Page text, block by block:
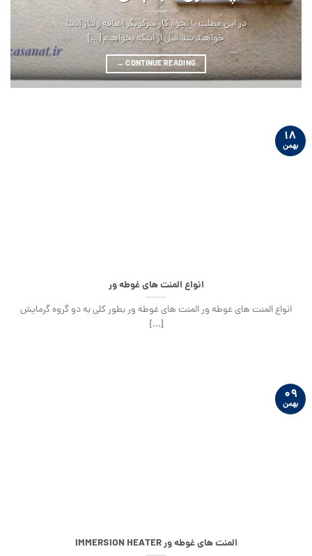
در این مطلب با نحوه کار سرکوبگر اضافه ولتاژ آشنا
خواهید شد.قبل از اینکه بخواهیم [...]
CONTINUE READING
→
انواع المنت های غوطه ور
انواع المنت های غوطه ور المنت های غوطه ور بطور کلی به دو گروه گرمایش
[...]
۱۸
بهمن
المنت های غوطه ور IMMERSION HEATER
۰۹
بهمن